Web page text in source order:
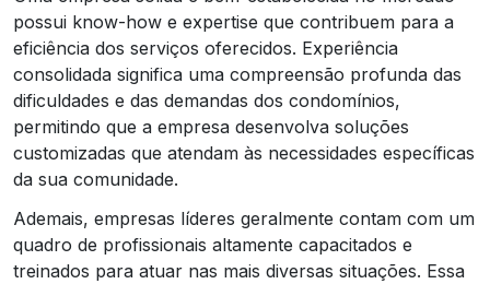
possui know-how e expertise que contribuem para a
eficiência dos serviços oferecidos. Experiência
consolidada significa uma compreensão profunda das
dificuldades e das demandas dos condomínios,
permitindo que a empresa desenvolva soluções
customizadas que atendam às necessidades específicas
da sua comunidade.
Ademais, empresas líderes geralmente contam com um
quadro de profissionais altamente capacitados e
treinados para atuar nas mais diversas situações. Essa